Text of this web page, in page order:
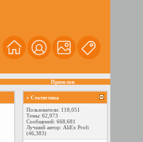
Призолов
» Статистика
Пользователи: 118,051
Темы: 62,973
Сообщений: 668,681
Лучший автор: AliEx Profi
(46,383)